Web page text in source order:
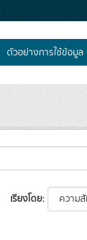
ตัวอย่างการใช้ข้อมูล
เรียงโดย